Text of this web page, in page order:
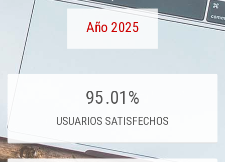
Año 2025
95.01%
USUARIOS SATISFECHOS